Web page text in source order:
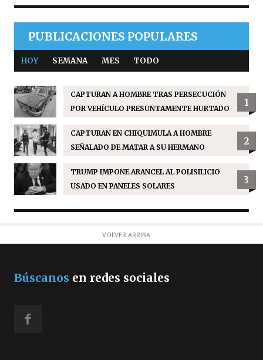
PUBLICACIONES POPULARES
HOY SEMANA MES TODO
CAPTURAN A HOMBRE TRAS PERSECUCIÓN
POR VEHÍCULO PRESUNTAMENTE HURTADO
1
CAPTURAN EN CHIQUIMULA A HOMBRE
SEÑALADO DE MATAR A SU HERMANO
2
TRUMP IMPONE ARANCEL AL POLISILICIO
USADO EN PANELES SOLARES
3
VOLVER ARRIBA
Búscanos en redes sociales